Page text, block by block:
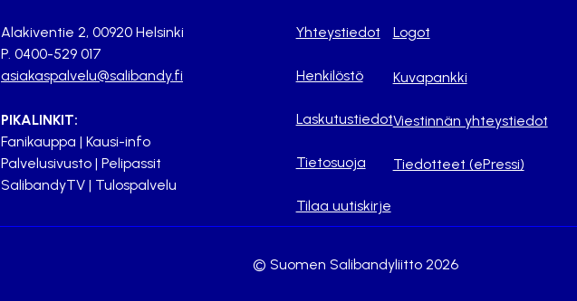
Alakiventie 2, 00920 Helsinki
P. 0400-529 017
asiakaspalvelu@salibandy.fi
PIKALINKIT:
Fanikauppa | Kausi-info
Palvelusivusto | Pelipassit
SalibandyTV | Tulospalvelu
Yhteystiedot
Henkilöstö
Laskutustiedot
Tietosuoja
Tilaa uutiskirje
Logot
Kuvapankki
Viestinnän yhteystiedot
Tiedotteet (ePressi)
© Suomen Salibandyliitto 2026